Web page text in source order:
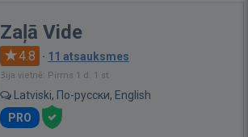
Zaļā Vide
4.8 · 11 atsauksmes
Bija vietnē: Pirms 1 d. 1 st.
Latviski, По-русски, English
PRO